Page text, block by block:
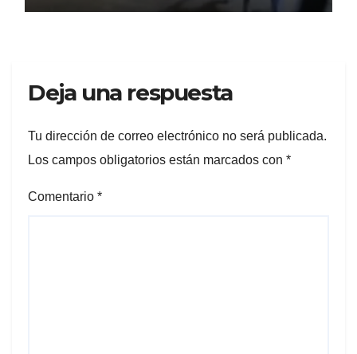
Deja una respuesta
Tu dirección de correo electrónico no será publicada.
Los campos obligatorios están marcados con *
Comentario *